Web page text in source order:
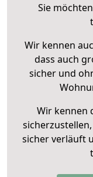
Sie
Wir kennen
dass auch
sicher und
Wir kennen
sicher verläuft